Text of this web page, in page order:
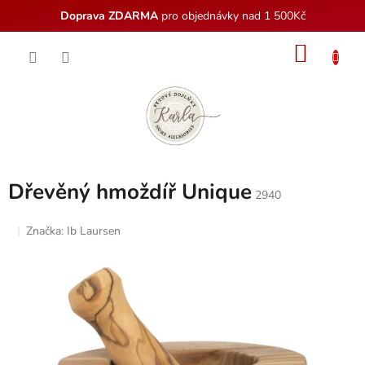
Doprava ZDARMApro objednávky nad 1 500Kč
Dřevěný hmoždíř Unique 2940
Značka: Ib Laursen